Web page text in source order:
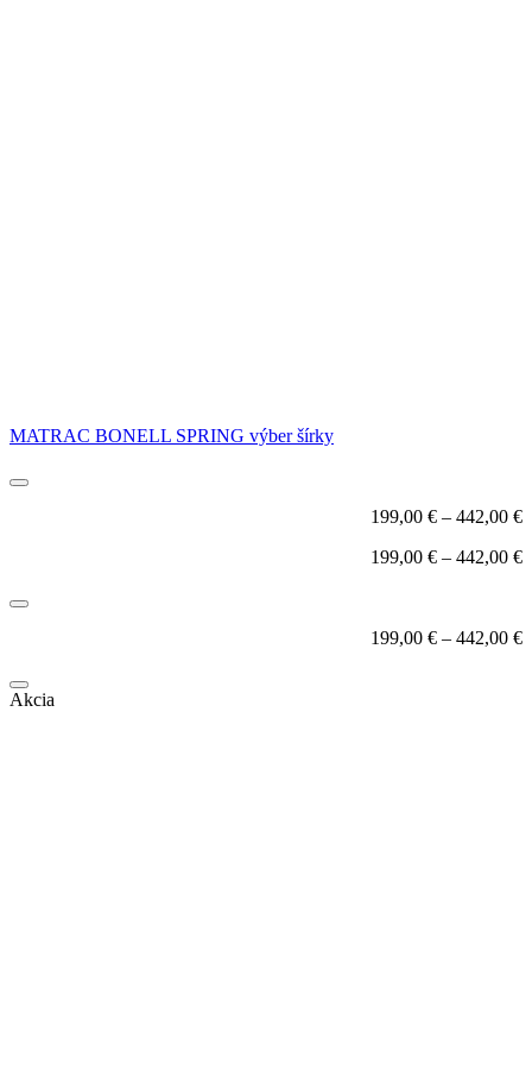
MATRAC BONELL SPRING výber šírky
199,00 € – 442,00 €
199,00 € – 442,00 €
199,00 € – 442,00 €
Akcia